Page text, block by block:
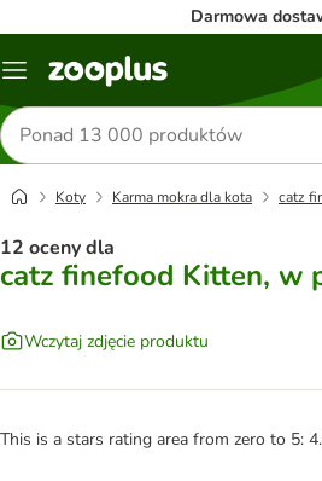
Darmowa
Menu
Szukaj
produktów
Koty Karma mokra dla kota catz
12 oceny dla
catz finefood Kitten, w
Wczytaj zdjęcie produktu
This is a stars rating area from zero to 5: